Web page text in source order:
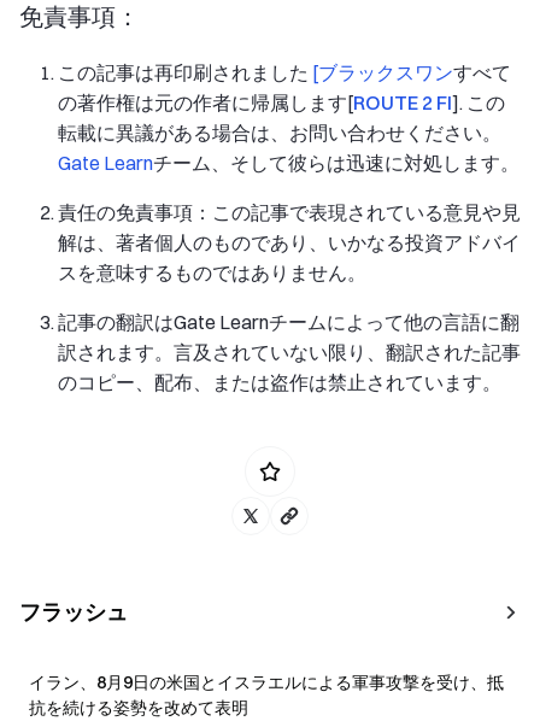
免責事項：
この記事は再印刷されました [ブラックスワンすべて
の著作権は元の作者に帰属します[ROUTE 2 FI]. この
転載に異議がある場合は、お問い合わせください。
Gate Learnチーム、そして彼らは迅速に対処します。
責任の免責事項：この記事で表現されている意見や見
解は、著者個人のものであり、いかなる投資アドバイ
スを意味するものではありません。
記事の翻訳はGate Learnチームによって他の言語に翻
訳されます。言及されていない限り、翻訳された記事
のコピー、配布、または盗作は禁止されています。
フラッシュ
イラン、8月9日の米国とイスラエルによる軍事攻撃を受け、抵
抗を続ける姿勢を改めて表明